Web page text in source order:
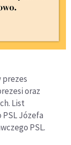
prezes
oraz
List
Józefa
PSL.